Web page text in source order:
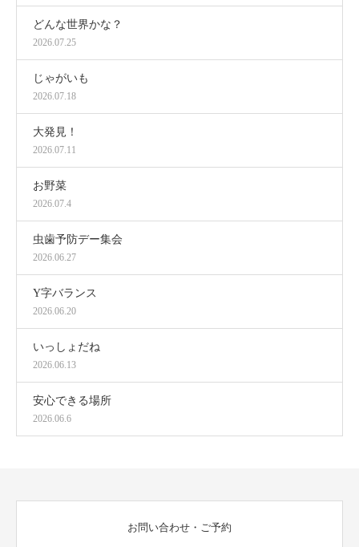
どんな世界かな？
2026.07.25
じゃがいも
2026.07.18
大発見！
2026.07.11
お野菜
2026.07.4
虫歯予防デー集会
2026.06.27
Y字バランス
2026.06.20
いっしょだね
2026.06.13
安心できる場所
2026.06.6
お問い合わせ・ご予約